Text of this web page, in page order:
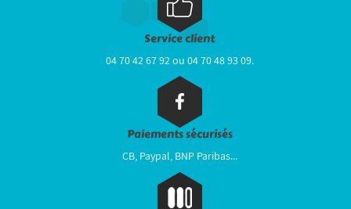
Service client
04 70 42 67 92 ou 04 70 48 93 09.
Paiements sécurisés
CB, Paypal, BNP Paribas...